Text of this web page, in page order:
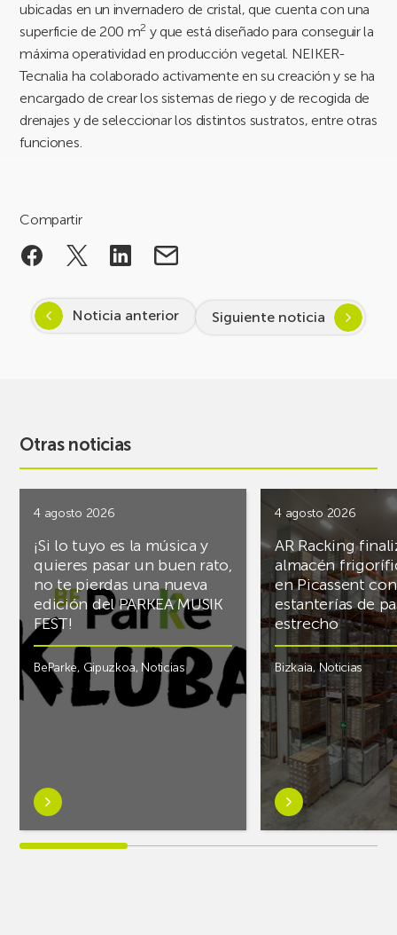
ubicadas en un invernadero de cristal, que cuenta con una
superficie de 200 m2 y que está diseñado para conseguir la
máxima operatividad en producción vegetal. NEIKER-
Tecnalia ha colaborado activamente en su creación y se ha
encargado de crear los sistemas de riego y de recogida de
drenajes y de seleccionar los distintos sustratos, entre otras
funciones.
Compartir
Noticia anterior Siguiente noticia
Otras noticias
4 agosto 2026
¡Si lo tuyo es la música y
quieres pasar un buen rato,
no te pierdas una nueva
edición del PARKEA MUSIK
FEST!
BeParke, Gipuzkoa, Noticias
Saber
más
sobre¡Si
4 agosto 2026
AR Racking
almacén
en Picassent con
estanterías de
estrecho
Bizkaia,Noticias
Saber
más